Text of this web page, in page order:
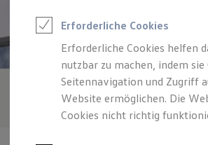
Leasing
Leasing-Angebote
Gebrauchtwagen Leasing
Junge Gebrauchtwagen-
Elektroauto Leasing
Kleinwagen-Leasing
Leasing ohne Anzahlung
Finanzierung
Erforderliche Cookies
Erforderliche Cookies helfen
nutzbar zu machen, indem
Seitennavigation und Zugriff
Website ermöglichen. Die
Cookies nicht richtig